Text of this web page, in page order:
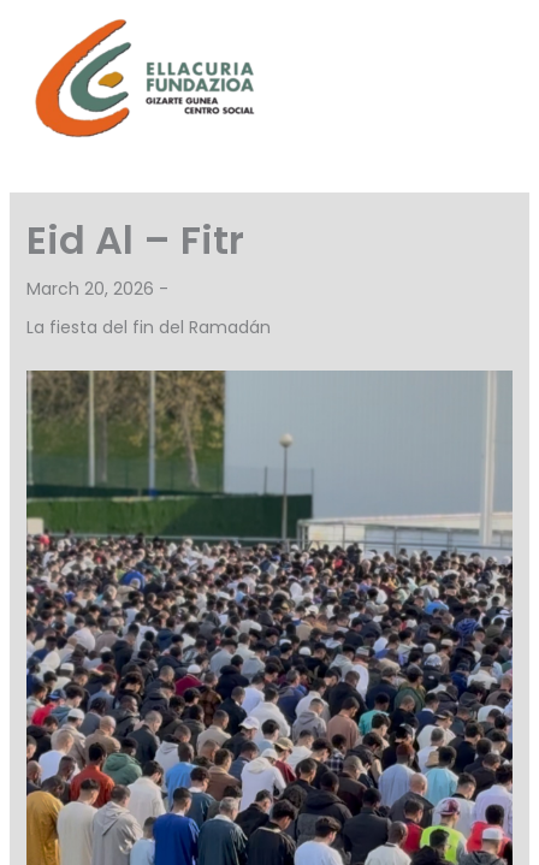
content
Eid Al – Fitr
March 20, 2026 -
La fiesta del fin del Ramadán